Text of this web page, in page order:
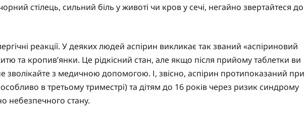
стілець, сильний біль у животі чи кров у сечі, негайно звертайтеся до
реакції. У деяких людей аспірин викликає так званий «аспіриновий
та кропив’янки. Це рідкісний стан, але якщо після прийому таблетки ви
зволікайте з медичною допомогою. І, звісно, аспірин протипоказаний при
(особливо в третьому триместрі) та дітям до 16 років через ризик синдрому
небезпечного стану.